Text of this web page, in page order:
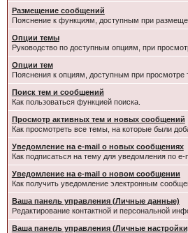
Размещение сообщений
Пояснение к функциям, доступным при
Опции темы
Руководство по доступным опциям, при
Опции тем
Пояснения к опциям, доступным при просмотре
Поиск тем и сообщений
Как пользоваться функцией поиска.
Просмотр активных тем и новых сообщений
Как просмотреть все темы, на которые были
Уведомление на e-mail о новых сообщениях
Как подписаться на тему для уведомления по e-
Уведомление на е-mail о новом сообщении
Как получить уведомление электронным
Ваша панель управления (Личные данные)
Редактирование контактной и персональной
Ваша панель управления (Личные